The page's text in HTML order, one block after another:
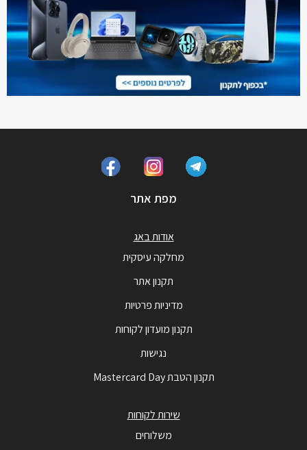
מפת אתר
אודות באג
מחלקה עיסקית
תקנון אתר
מדיניות פרטיות
תקנון מועדון לקוחות
נגישות
תקנון הטבת Mastercard Day
שירות לקוחות
משלוחים